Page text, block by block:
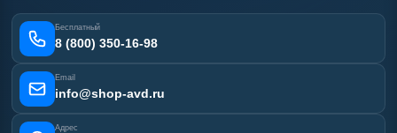
Получить скидку
Отзывы наших клиентов
Карта сайта
Бесплатный
8 (800) 350-16-98
Email
info@shop-avd.ru
Адрес